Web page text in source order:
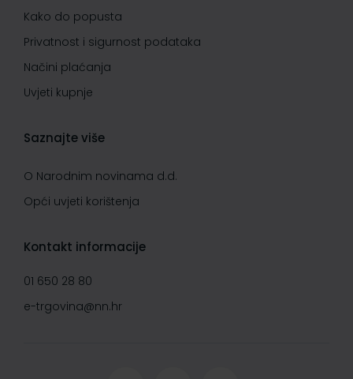
Kako do popusta
Privatnost i sigurnost podataka
Načini plaćanja
Uvjeti kupnje
Saznajte više
O Narodnim novinama d.d.
Opći uvjeti korištenja
Kontakt informacije
01 650 28 80
e-trgovina@nn.hr